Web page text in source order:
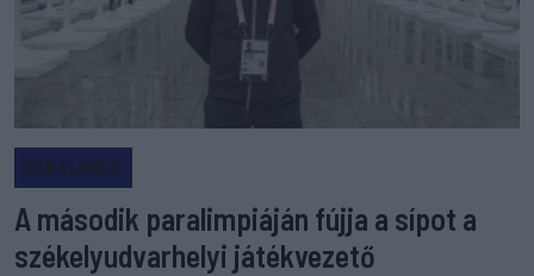
PARALIMPIA
A második paralimpiáján fújja a sípot a
székelyudvarhelyi játékvezető